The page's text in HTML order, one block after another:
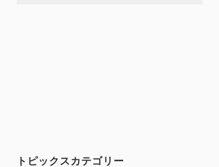
トピックスカテゴリー